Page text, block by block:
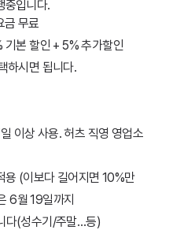
중입니다.
금 무료
본 할인 + 5% 추가할인
하시면 됩니다.
이상 사용. 허츠 직영 영업소
용 (이보다 길어지면 10%만
6월 19일까지
다(성수기/주말…등)